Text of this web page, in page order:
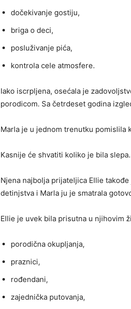
dočekivanje gostiju,
briga o deci,
posluživanje pića,
kontrola cele atmosfere.
Iako iscrpljena, osećala je
porodicom. Sa četrdeset godina
Marla je u jednom trenutku pomislila
Kasnije će shvatiti koliko je bila slepa.
Njena najbolja prijateljica Ellie
detinjstva i Marla ju je smatrala
Ellie je uvek bila prisutna u njihovim
porodična okupljanja,
praznici,
rođendani,
zajednička putovanja,